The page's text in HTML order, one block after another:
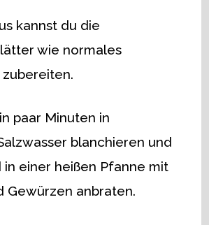
kannst du die
wie normales
paar Minuten in
blanchieren und
in einer heißen Pfanne mit
Gewürzen anbraten.